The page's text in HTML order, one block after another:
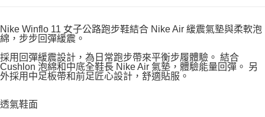
Nike Winflo 11 女子公路跑步鞋結合 Nike Air 緩震氣墊與柔軟泡
綿，步步回彈緩震。
採用回彈緩震設計，為日常跑步帶來平衡步履體驗。 結合
Cushlon 泡綿和中底全鞋長 Nike Air 氣墊，體驗能量回彈。 另
外採用中足板帶和前足匠心設計，舒適貼服。
透氣鞋面